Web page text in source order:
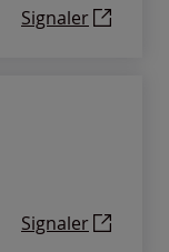
Signaler
Signaler